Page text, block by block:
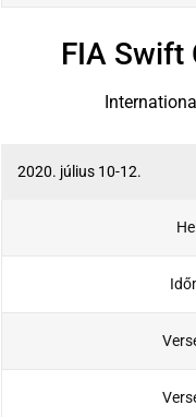
FIA Swift
2020. július 10-12.